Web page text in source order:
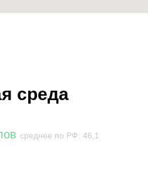
среда
среднее по РФ: 46,1